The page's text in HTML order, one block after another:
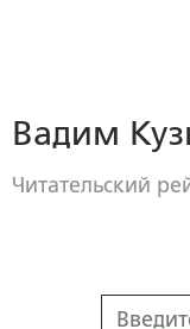
Вадим
Читательский